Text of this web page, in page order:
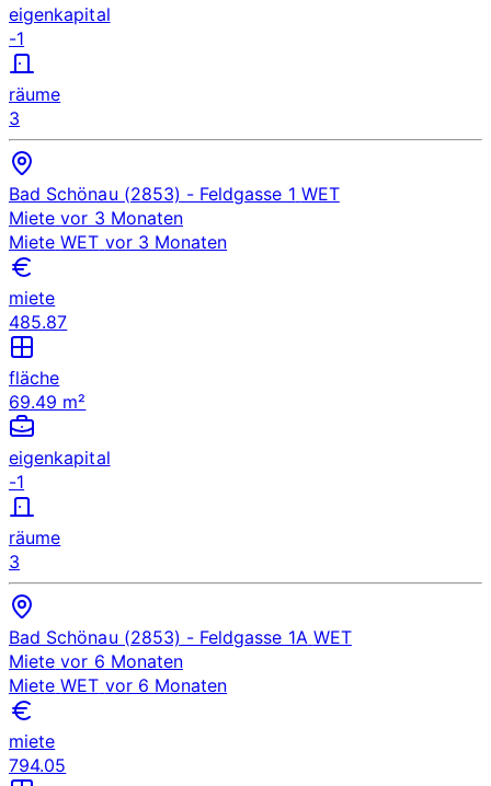
eigenkapital
-1
räume
3
Bad Schönau (2853) - Feldgasse 1 WET
Miete vor 3 Monaten
Miete WET vor 3 Monaten
miete
485.87
fläche
69.49 m²
eigenkapital
-1
räume
3
Bad Schönau (2853) - Feldgasse 1A WET
Miete vor 6 Monaten
Miete WET vor 6 Monaten
miete
794.05